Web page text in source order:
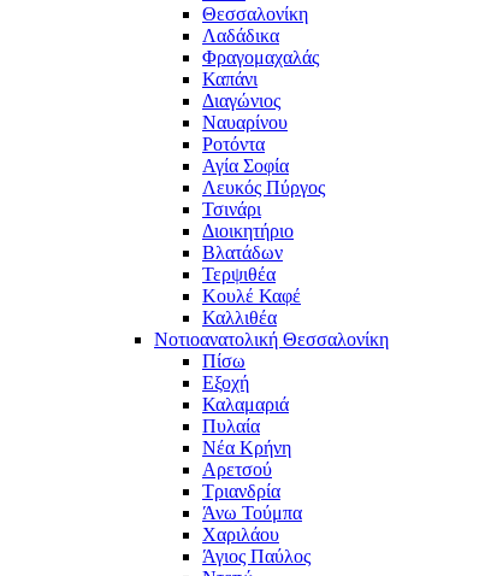
Θεσσαλονίκη
Λαδάδικα
Φραγομαχαλάς
Καπάνι
Διαγώνιος
Ναυαρίνου
Ροτόντα
Αγία Σοφία
Λευκός Πύργος
Τσινάρι
Διοικητήριο
Βλατάδων
Τερψιθέα
Κουλέ Καφέ
Καλλιθέα
Νοτιοανατολική Θεσσαλονίκη
Πίσω
Εξοχή
Καλαμαριά
Πυλαία
Νέα Κρήνη
Αρετσού
Τριανδρία
Άνω Τούμπα
Χαριλάου
Άγιος Παύλος